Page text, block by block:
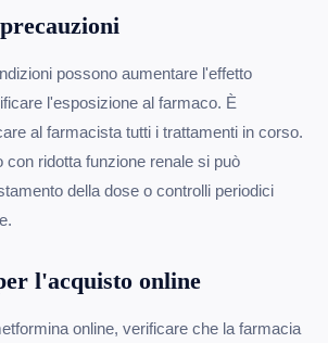
possono aumentare l'effetto
l'esposizione al farmaco. È
al farmacista tutti i trattamenti in corso.
con ridotta funzione renale si può
della dose o controlli periodici
l'acquisto online
online, verificare che la farmacia